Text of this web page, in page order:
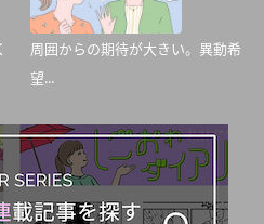
周囲からの期待が大きい。異動希
望...